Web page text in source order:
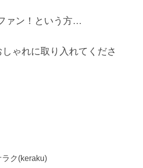
ァン！という方…
ゃれに取り入れてくださ
ク(keraku)